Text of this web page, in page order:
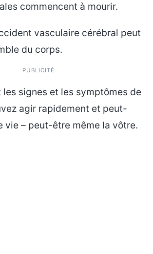
commencent à mourir.
vasculaire cérébral peut
du corps.
PUBLICITÉ
les signes et les symptômes de
agir rapidement et peut-
vie – peut-être même la vôtre.